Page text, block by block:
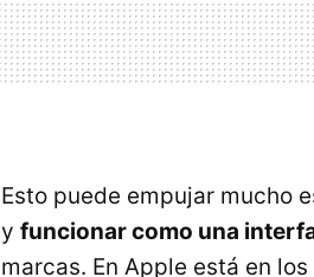
Esto puede empujar mucho
y funcionar como una
marcas. En Apple está en